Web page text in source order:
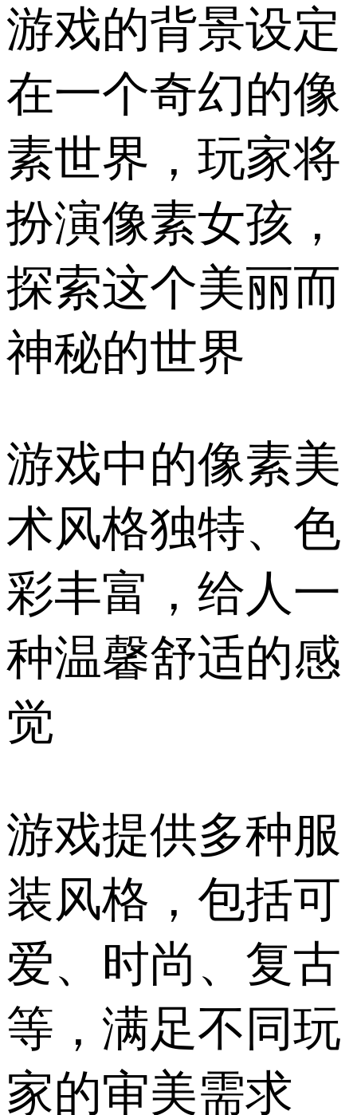
游戏的背景设定
在一个奇幻的像
素世界，玩家将
扮演像素女孩，
探索这个美丽而
神秘的世界
游戏中的像素美
术风格独特、色
彩丰富，给人一
种温馨舒适的感
觉
游戏提供多种服
装风格，包括可
爱、时尚、复古
等，满足不同玩
家的审美需求